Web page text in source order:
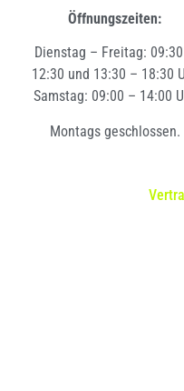
Öffnungszeiten:
Dienstag – Freitag:
12:30 und 13:30 – 18:30
Samstag: 09:00 – 14:00
Montags geschlossen.